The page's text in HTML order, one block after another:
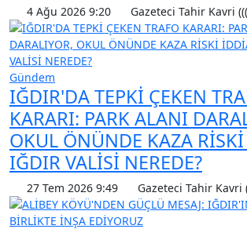
4 Ağu 2026 9:20 Gazeteci Tahir Kavri
Gündem
IĞDIR'DA TEPKİ ÇEKEN
KARARI: PARK ALANI
OKUL ÖNÜNDE KAZA
IĞDIR VALİSİ NEREDE?
27 Tem 2026 9:49 Gazeteci Tahir Kavri